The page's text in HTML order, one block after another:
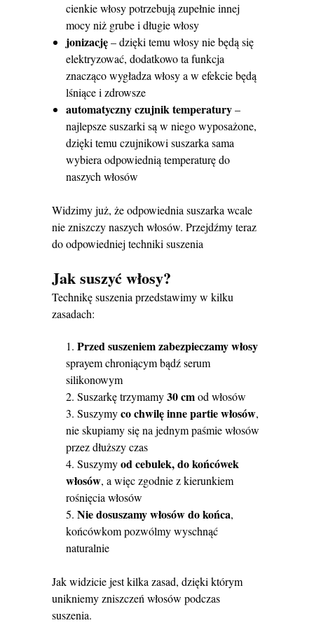
cienkie włosy potrzebują zupełnie innej
mocy niż grube i długie włosy
jonizację– dzięki temu włosy nie będą się
elektryzować, dodatkowo ta funkcja
znacząco wygładza włosy a w efekcie będą
lśniące i zdrowsze
automatyczny czujnik temperatury–
najlepsze suszarki są w niego wyposażone,
dzięki temu czujnikowi suszarka sama
wybiera odpowiednią temperaturę do
naszych włosów
Widzimy już, że odpowiednia suszarka wcale
nie zniszczy naszych włosów. Przejdźmy teraz
do odpowiedniej techniki suszenia
Jak suszyć włosy?
Technikę suszenia przedstawimy w kilku
zasadach:
Przed suszeniem zabezpieczamy włosy
sprayem chroniącym bądź serum
silikonowym
Suszarkę trzymamy30 cmod włosów
Suszymyco chwilę inne partie włosów,
nie skupiamy się na jednym paśmie włosów
przez dłuższy czas
Suszymyod cebulek, do końcówek
włosów, a więc zgodnie z kierunkiem
rośnięcia włosów
Nie dosuszamy włosów do końca,
końcówkom pozwólmy wyschnąć
naturalnie
Jak widzicie jest kilka zasad, dzięki którym
unikniemy zniszczeń włosów podczas
suszenia.